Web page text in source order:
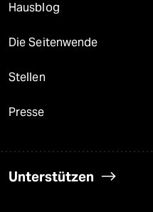
Hausblog
Die Seitenwende
Stellen
Presse
Unterstützen